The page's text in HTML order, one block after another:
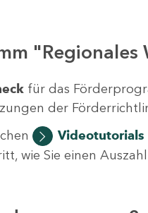
"Regionales
für das
der
Videotutorials
wie Sie einen